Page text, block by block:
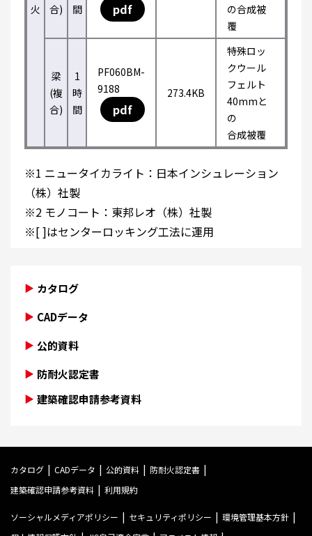
火
合)
間
pdf
の合成被
覆
梁
(複
合)
1
時
間
PF060BM-
9188
pdf
273.4KB
特殊ロッ
クウール
フェルト
40mmと
の
合成被覆
※1 ニュータイカライト：日本インシュレーション
（株）社製
※2 モノコート：東邦レオ（株）社製
※[ ]はセンターロッキング工法に運用
カタログ
CADデータ
公的資料
防耐火認定書
建築確認申請参考資料
カタログ CADデータ 公的資料
防耐火認定書
建築確認申請参考資料
利用規約
ソーシャルメディアポリシー セキュリティポリシー
環境管理基本方針